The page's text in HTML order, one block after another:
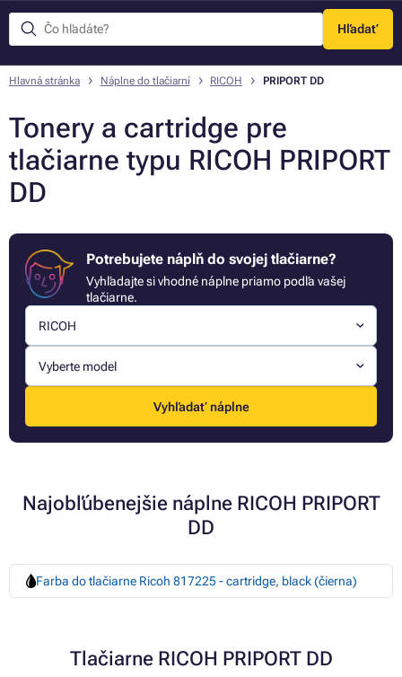
Hľadať
Menu
Hlavná stránka Náplne do tlačiarní RICOH PRIPORT DD
Tonery a cartridge pre
tlačiarne typu RICOH PRIPORT
DD
Potrebujete náplň do svojej tlačiarne?
Vyhľadajte si vhodné náplne priamo podľa vašej
tlačiarne.
RICOH
Vyberte model
Vyhľadať náplne
Najobľúbenejšie náplne RICOH PRIPORT
DD
Farba do tlačiarne Ricoh 817225 - cartridge, black (čierna)
Tlačiarne RICOH PRIPORT DD